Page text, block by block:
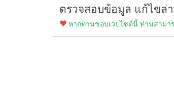
ตรวจสอบข้อมูล แก้ไขล่
หากท่านชอบเวปไซต์นี้ ท่านสามา